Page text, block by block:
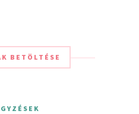
BETÖLTÉSE